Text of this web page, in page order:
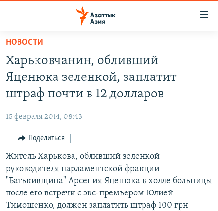
Вернуться
основному
содержанию
главной
навигации
Вернутся
поиску
КАЗАХСТАН
КЫРГЫЗСТАН
ТАДЖИКИСТАН
НОВОСТИ
ВОЙНА В УКРАИНЕ
ҚАЗАҚША
КЫРГЫЗЧА
ЎЗБЕКЧА
ТОҶИКӢ
TÜRKMENÇE
Все сайты РСЕ/РС
НОВОСТИ
Харьковчанин, обливший
Яценюка зеленкой, заплатит
штраф почти в 12 долларов
15 февраля 2014, 08:43
Поделиться
Житель Харькова, обливший зеленкой
руководителя парламентской фракции
"Батькивщина" Арсения Яценюка в холле больницы
после его встречи с экс-премьером Юлией
Тимошенко, должен заплатить штраф 100 грн